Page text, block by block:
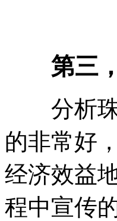
第三
分析珠
的非常好
经济效益
程中宣传